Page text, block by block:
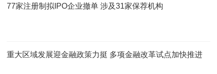
77家注册制拟IPO企业撤单 涉及31家保荐机构
重大区域发展迎金融政策力挺 多项金融改革试点加快推进